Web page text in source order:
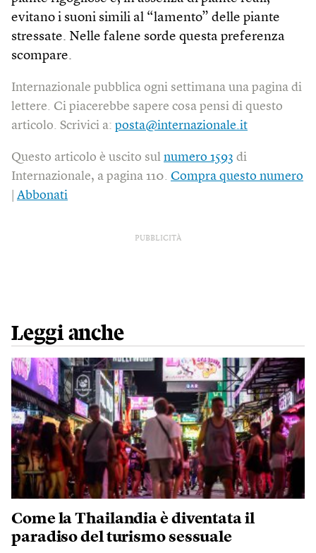
evitano i suoni simili al “lamento” delle piante
stressate. Nelle falene sorde questa preferenza
scompare.
Internazionale pubblica ogni settimana una pagina di
lettere. Ci piacerebbe sapere cosa pensi di questo
articolo. Scrivici a: posta@internazionale.it
Questo articolo è uscito sul numero 1593 di
Internazionale, a pagina 110. Compra questo numero
Abbonati
PUBBLICITÀ
Leggi anche
Come la Thailandia è diventata il
paradiso del turismo sessuale